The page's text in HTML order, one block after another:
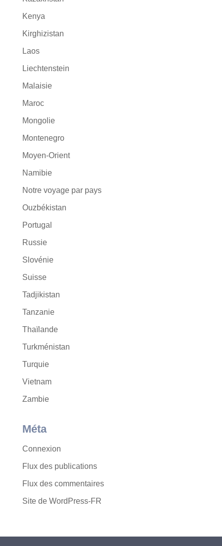
Kenya
Kirghizistan
Laos
Liechtenstein
Malaisie
Maroc
Mongolie
Montenegro
Moyen-Orient
Namibie
Notre voyage par pays
Ouzbékistan
Portugal
Russie
Slovénie
Suisse
Tadjikistan
Tanzanie
Thaïlande
Turkménistan
Turquie
Vietnam
Zambie
Méta
Connexion
Flux des publications
Flux des commentaires
Site de WordPress-FR